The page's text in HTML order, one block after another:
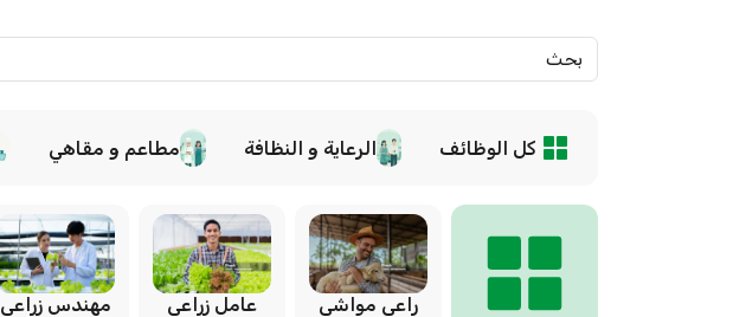
كل الوظائف الرعاية و النظافة مطاعم و مقاهي
راعي مواشي عامل زراعي مهندس زراعي